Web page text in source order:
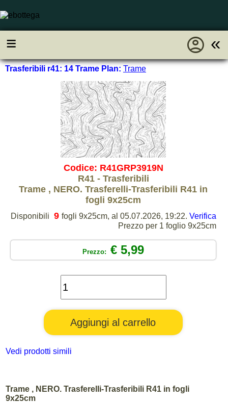
≡ «
account_circle
Trasferibili r41: 14 Trame Plan: Trame
Codice: R41GRP3919N
R41 - Trasferibili
Trame , NERO. Trasferelli-Trasferibili R41 in
fogli 9x25cm
Disponibili 9 fogli 9x25cm, al 05.07.2026, 19:22. Verifica
Prezzo per 1 foglio 9x25cm
Prezzo: € 5,99
Vedi prodotti simili
Trame , NERO. Trasferelli-Trasferibili R41 in fogli
9x25cm